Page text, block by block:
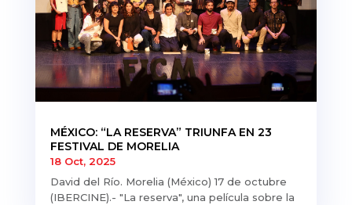
MÉXICO: “LA RESERVA” TRIUNFA EN 23
FESTIVAL DE MORELIA
18 Oct, 2025
David del Río. Morelia (México) 17 de octubre
(IBERCINE).- "La reserva", una película sobre la